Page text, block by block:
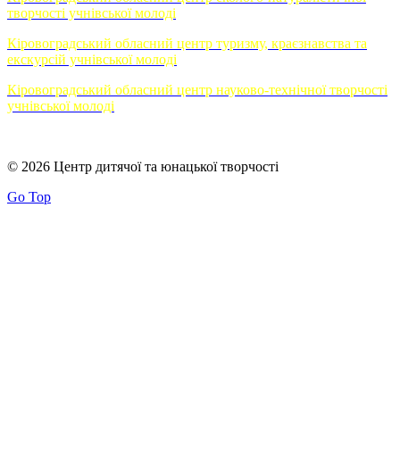
творчості учнівської молоді
Кіровоградський обласний центр туризму, краєзнавства та
екскурсій учнівської молоді
Кіровоградський обласний центр науково-технічної творчості
учнівської молоді
© 2026 Центр дитячої та юнацької творчості
Go Top